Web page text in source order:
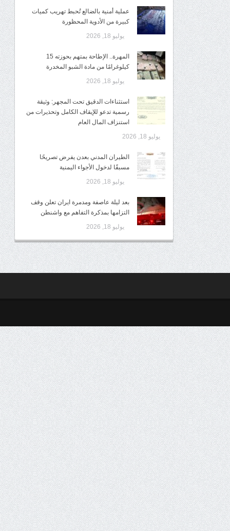
عملية أمنية بالضالع تُحبط تهريب كميات
كبيرة من الأدوية المحظورة
يوليو 18, 2026
المهرة.. الإطاحة بمتهم بحوزته 15
كيلوغرامًا من مادة الشبو المخدرة
يوليو 18, 2026
استثناءات الدقيق تحت المجهر: وثيقة
رسمية تدعو للإيقاف الكامل وتحذيرات من
استنزاف المال العام
يوليو 18, 2026
الطيران المدني بعدن يفرض تصريحًا
مسبقًا لدخول الأجواء اليمنية
يوليو 18, 2026
بعد ليلة عاصفة ومدمرة ايران تعلن وقف
التزامها بمذكرة التفاهم مع واشنطن
يوليو 18, 2026